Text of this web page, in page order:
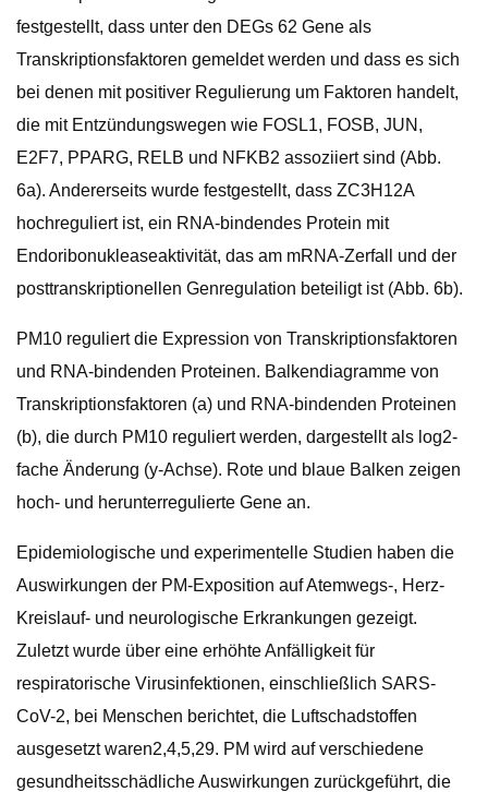
festgestellt, dass unter den DEGs 62 Gene als
Transkriptionsfaktoren gemeldet werden und dass es sich
bei denen mit positiver Regulierung um Faktoren handelt,
die mit Entzündungswegen wie FOSL1, FOSB, JUN,
E2F7, PPARG, RELB und NFKB2 assoziiert sind (Abb.
6a). Andererseits wurde festgestellt, dass ZC3H12A
hochreguliert ist, ein RNA-bindendes Protein mit
Endoribonukleaseaktivität, das am mRNA-Zerfall und der
posttranskriptionellen Genregulation beteiligt ist (Abb. 6b).
PM10 reguliert die Expression von Transkriptionsfaktoren
und RNA-bindenden Proteinen. Balkendiagramme von
Transkriptionsfaktoren (a) und RNA-bindenden Proteinen
(b), die durch PM10 reguliert werden, dargestellt als log2-
fache Änderung (y-Achse). Rote und blaue Balken zeigen
hoch- und herunterregulierte Gene an.
Epidemiologische und experimentelle Studien haben die
Auswirkungen der PM-Exposition auf Atemwegs-, Herz-
Kreislauf- und neurologische Erkrankungen gezeigt.
Zuletzt wurde über eine erhöhte Anfälligkeit für
respiratorische Virusinfektionen, einschließlich SARS-
CoV-2, bei Menschen berichtet, die Luftschadstoffen
ausgesetzt waren2,4,5,29. PM wird auf verschiedene
gesundheitsschädliche Auswirkungen zurückgeführt, die